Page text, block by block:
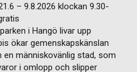
– 9.8.2026 klockan 9.30-
i Hangö livar upp
ökar gemenskapskänslan
människovänlig stad, som
i omlopp och slipper